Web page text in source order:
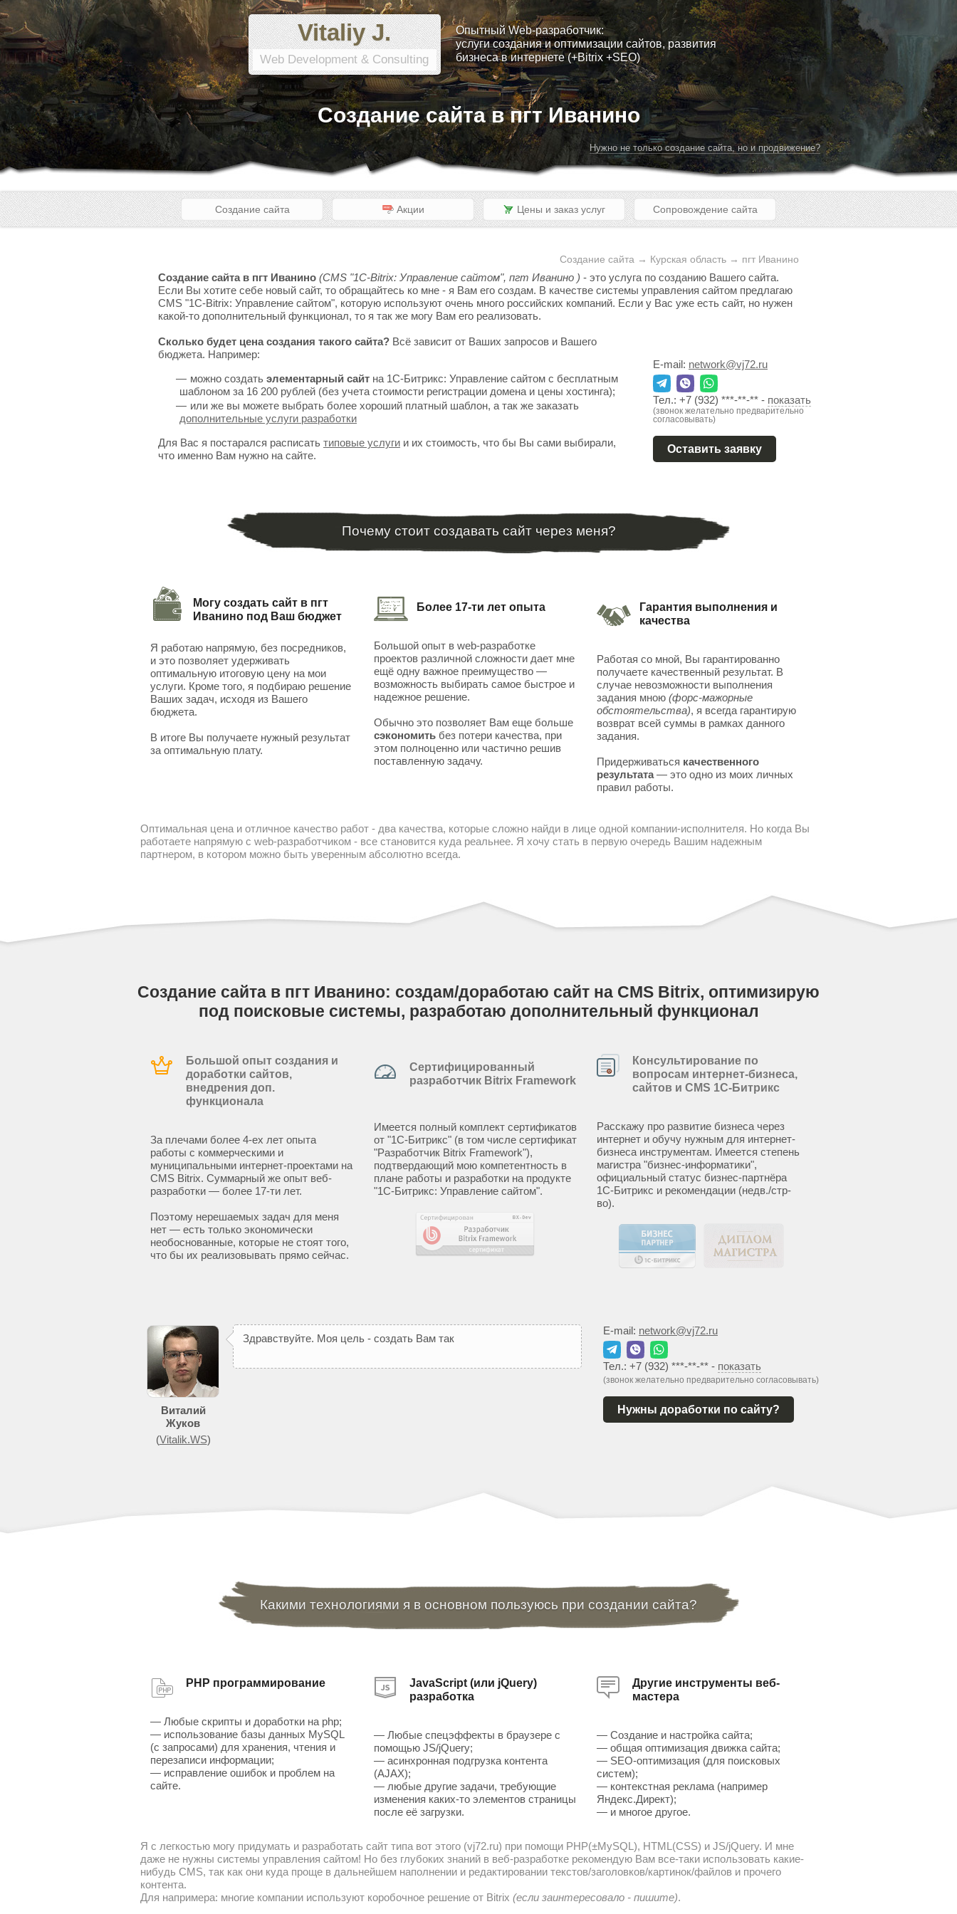
Vitaliy J.
Web Development & Consulting
Опытный Web-разработчик:
услуги создания и оптимизации сайтов, развития
бизнеса в интернете (+Bitrix +SEO)
Создание сайта в пгт Иванино
Нужно не только создание сайта, но и продвижение?
Создание сайта Акции Цены и заказ услуг Сопровождение сайта
Создание сайта → Курская область → пгт Иванино
Создание сайта в пгт Иванино (CMS "1C-Bitrix: Управление сайтом", пгт Иванино ) - это услуга по созданию Вашего сайта.
Если Вы хотите себе новый сайт, то обращайтесь ко мне - я Вам его создам. В качестве системы управления сайтом предлагаю
CMS "1C-Bitrix: Управление сайтом", которую используют очень много российских компаний. Если у Вас уже есть сайт, но нужен
какой-то дополнительный функционал, то я так же могу Вам его реализовать.
Сколько будет цена создания такого сайта? Всё зависит от Ваших запросов и Вашего
бюджета. Например:
можно создать элементарный сайт на 1С-Битрикс: Управление сайтом с бесплатным
шаблоном за 16 200 рублей (без учета стоимости регистрации домена и цены хостинга);
или же вы можете выбрать более хороший платный шаблон, а так же заказать
дополнительные услуги разработки
Для Вас я постарался расписать типовые услуги и их стоимость, что бы Вы сами выбирали,
что именно Вам нужно на сайте.
E-mail: network@vj72.ru
Тел.: +7 (932) ***-**-** - показать
(звонок желательно предварительно
согласовывать)
Оставить заявку
Почему стоит создавать сайт через меня?
Могу создать сайт в пгт
Иванино под Ваш бюджет
Я работаю напрямую, без посредников,
и это позволяет удерживать
оптимальную итоговую цену на мои
услуги. Кроме того, я подбираю решение
Ваших задач, исходя из Вашего
бюджета.
В итоге Вы получаете нужный результат
за оптимальную плату.
Более 17-ти лет опыта
Большой опыт в web-разработке
проектов различной сложности дает мне
ещё одну важное преимущество —
возможность выбирать самое быстрое и
надежное решение.
Обычно это позволяет Вам еще больше
сэкономитьбез потери качества, при
этом полноценно или частично решив
поставленную задачу.
Гарантия выполнения и
качества
Работая со мной, Вы гарантированно
получаете качественный результат. В
случае невозможности выполнения
задания мною(форс-мажорные
обстоятельства), я всегда гарантирую
возврат всей суммы в рамках данного
задания.
Придерживаться качественного
результата— это одно из моих личных
правил работы.
Оптимальная цена и отличное качество работ - два качества, которые сложно найди в лице одной компании-исполнителя. Но когда Вы
работаете напрямую с web-разработчиком - все становится куда реальнее. Я хочу стать в первую очередь Вашим надежным
партнером, в котором можно быть уверенным абсолютно всегда.
Создание сайта в пгт Иванино: создам/доработаю сайт на CMS Bitrix, оптимизирую
под поисковые системы, разработаю дополнительный функционал
Большой опыт создания и
доработки сайтов,
внедрения доп.
функционала
За плечами более 4-ех лет опыта
работы с коммерческими и
муниципальными интернет-проектами на
CMS Bitrix. Суммарный же опыт веб-
разработки — более 17-ти лет.
Поэтому нерешаемых задач для меня
нет — есть только экономически
необоснованные, которые не стоят того,
что бы их реализовывать прямо сейчас.
Сертифицированный
разработчик Bitrix Framework
Имеется полный комплект сертификатов
от "1С-Битрикс" (в том числе сертификат
"Разработчик Bitrix Framework"),
подтвердающий мою компетентность в
плане работы и разработки на продукте
"1С-Битрикс: Управление сайтом".
Консультирование по
вопросам интернет-бизнеса,
сайтов и CMS 1С-Битрикс
Расскажу про развитие бизнеса через
интернет и обучу нужным для интернет-
бизнеса инструментам. Имеется степень
магистра "бизнес-информатики",
официальный статус бизнес-партнёра
1С-Битрикс и рекомендации (недв./стр-
во).
Виталий
Жуков
(Vitalik.WS)
Здравствуйте. Моя цель - создать Вам так
E-mail: network@vj72.ru
Тел.: +7 (932) ***-**-** - показать
(звонок желательно предварительно согласовывать)
Нужны доработки по сайту?
Какими технологиями я в основном пользуюсь при создании сайта?
PHP программирование
— Любые скрипты и доработки на php;
— использование базы данных MySQL
(с запросами) для хранения, чтения и
перезаписи информации;
— исправление ошибок и проблем на
сайте.
JavaScript (или jQuery)
разработка
— Любые спецэффекты в браузере с
помощью JS/jQuery;
— асинхронная подгрузка контента
(AJAX);
— любые другие задачи, требующие
изменения каких-то элементов страницы
после её загрузки.
Другие инструменты веб-
мастера
— Создание и настройка сайта;
— общая оптимизация движка сайта;
— SEO-оптимизация (для поисковых
систем);
— контекстная реклама (например
Яндекс.Директ);
— и многое другое.
Я с легкостью могу придумать и разработать сайт типа вот этого (vj72.ru) при помощи PHP(±MySQL), HTML(CSS) и JS/jQuery. И мне
даже не нужны системы управления сайтом! Но без глубоких знаний в веб-разработке рекомендую Вам все-таки использовать какие-
нибудь CMS, так как они куда проще в дальнейшем наполнении и редактировании текстов/заголовков/картинок/файлов и прочего
контента.
Для напримера: многие компании используют коробочное решение от Bitrix (если заинтересовало - пишите).